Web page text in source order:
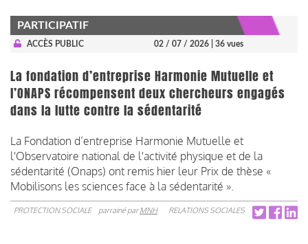
PARTICIPATIF
ACCÈS PUBLIC 02 / 07 / 2026 | 36 vues
La fondation d’entreprise Harmonie Mutuelle et
l’ONAPS récompensent deux chercheurs engagés
dans la lutte contre la sédentarité
La Fondation d’entreprise Harmonie Mutuelle et
l'Observatoire national de l'activité physique et de la
sédentarité (Onaps) ont remis hier leur Prix de thèse «
Mobilisons les sciences face à la sédentarité ».
PROTECTION SOCIALE parrainé parMNH RELATIONS SOCIALES